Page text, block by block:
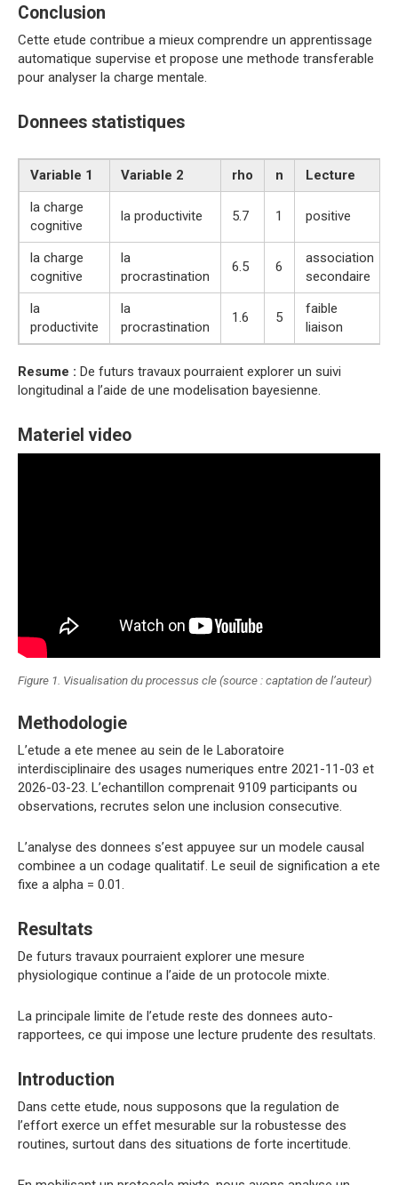
Conclusion
Cette etude contribue a mieux comprendre un apprentissage
automatique supervise et propose une methode transferable
pour analyser la charge mentale.
Donnees statistiques
Variable 1 Variable 2 rho n
Lecture
la charge
cognitive
la productivite 5.7 1 positive
la charge
cognitive
la
procrastination
6.5 6
association
secondaire
la
productivite
la
procrastination
1.6 5
faible
liaison
Resume : De futurs travaux pourraient explorer un suivi
longitudinal a l’aide de une modelisation bayesienne.
Materiel video
Figure 1. Visualisation du processus cle (source : captation de l’auteur)
Methodologie
L’etude a ete menee au sein de le Laboratoire
interdisciplinaire des usages numeriques entre 2021-11-03 et
2026-03-23. L’echantillon comprenait 9109 participants ou
observations, recrutes selon une inclusion consecutive.
L’analyse des donnees s’est appuyee sur un modele causal
combinee a un codage qualitatif. Le seuil de signification a ete
fixe a alpha = 0.01.
Resultats
De futurs travaux pourraient explorer une mesure
physiologique continue a l’aide de un protocole mixte.
La principale limite de l’etude reste des donnees auto-
rapportees, ce qui impose une lecture prudente des resultats.
Introduction
Dans cette etude, nous supposons que la regulation de
l’effort exerce un effet mesurable sur la robustesse des
routines, surtout dans des situations de forte incertitude.